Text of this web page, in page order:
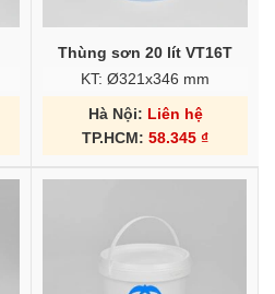
Thùng sơn 20 lít VT16T
KT: Ø321x346 mm
Hà Nội: Liên hệ
TP.HCM: 58.345 ₫